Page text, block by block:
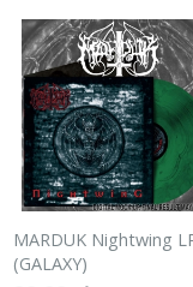
MARDUK Nightwing
(GALAXY)